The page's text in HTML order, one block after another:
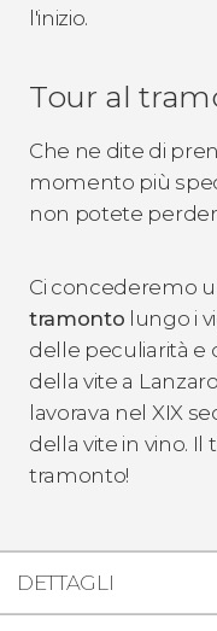
l'inizio.
Tour al
Che ne dite di
momento più
non potete
Ci concederemo
tramonto lungo i
delle peculiarità e
della vite a
lavorava nel XIX
della vite in vino.
tramonto!
DETTAGLI